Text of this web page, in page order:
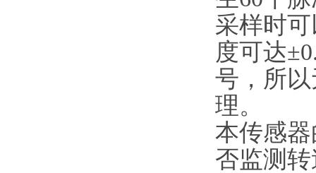
采样时
度可达
号，所
理。
本传感
否监测